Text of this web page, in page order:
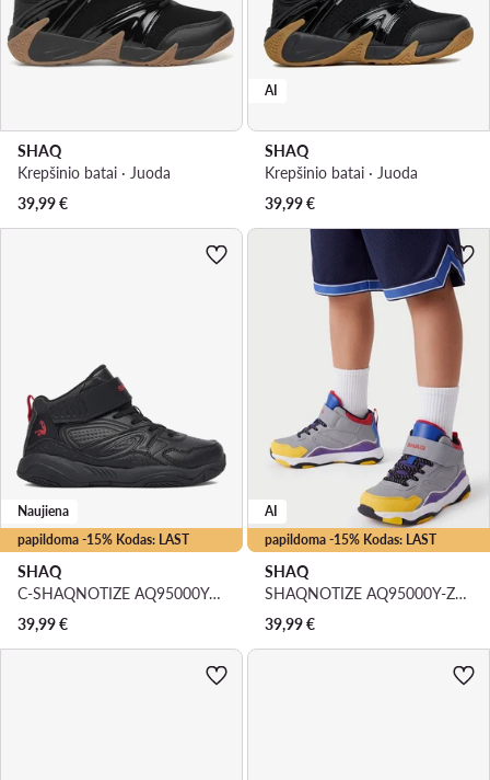
SHAQ
Krepšinio batai · Juoda
39,99€
AI
SHAQ
Krepšinio batai · Juoda
39,99€
papildoma -15% Kodas: LAST
Naujiena
SHAQ
C-SHAQNOTIZE AQ95000Y-BZ · Krepšinio batai
39,99€
papildoma -15% Kodas: LAST
AI
SHAQ
SHAQNOTIZE AQ95000Y-ZZ · Krepšinio batai
39,99€